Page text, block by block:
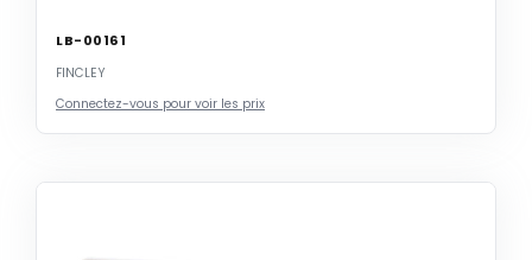
LB-00161
FINCLEY
Connectez-vous pour voir les prix